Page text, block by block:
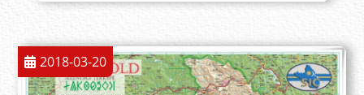
2018-03-20